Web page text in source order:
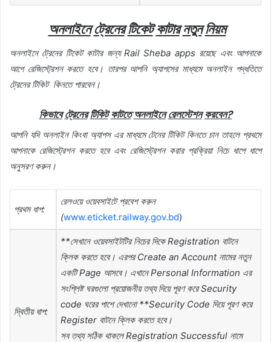
অনলাইনেট্রেনেরটিকেটকাটারনতুননিয়ম
অনলাইনে ট্রেনের টিকেট কাটার জন্যRail Sheba apps রয়েছে এবং আপনাকে
আগে রেজিস্ট্রেশন করতে হবে। তারপর আপনি অ্যাপসের মাধ্যমে অনলাইন পদ্ধতিতে
ট্রেনের টিকিট কিনতে পারবেন।
কিভাবে ট্রেনের টিকিট কাটতেঅনলাইনে রেলস্টেশন করবেন?
আপনি যদি অনলাইন কিংবা অ্যাপস এর মাধ্যমে টেনের টিকিট কিনতে চান তাহলে প্রথমে
আপনাকে রেজিস্ট্রেশন করতে হবে এবং রেজিস্ট্রেশন করার প্রক্রিয়া নিচে ধাপে ধাপে
অনুসরণ করুন।
প্রথম ধাপ:
রেলওয়ে ওয়েবসাইটে প্রবেশ করুন
(www.eticket.railway.gov.bd)
দ্বিতীয় ধাপ:
**সেখানে ওয়েবসাইটটির নিচের দিকেRegistration বাটনে
ক্লিক করতে হবে। এরপরCreate an Account নামের নতুন
একটিPage আসবে। এখানেPersonal Information এর
সংশ্লিষ্ট ঘরগুলো প্রয়োজনীয় তথ্য দিয়ে পূরণ করেSecurity
code ঘরের পাশে দেখানো**Security Code দিয়ে পূরণ করে
Register বাটনে ক্লিক করতে হবে।
সব তথ্য সঠিক থাকলেRegistration Successful নামে